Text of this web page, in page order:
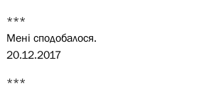
***
Мені сподобалося.
20.12.2017
***